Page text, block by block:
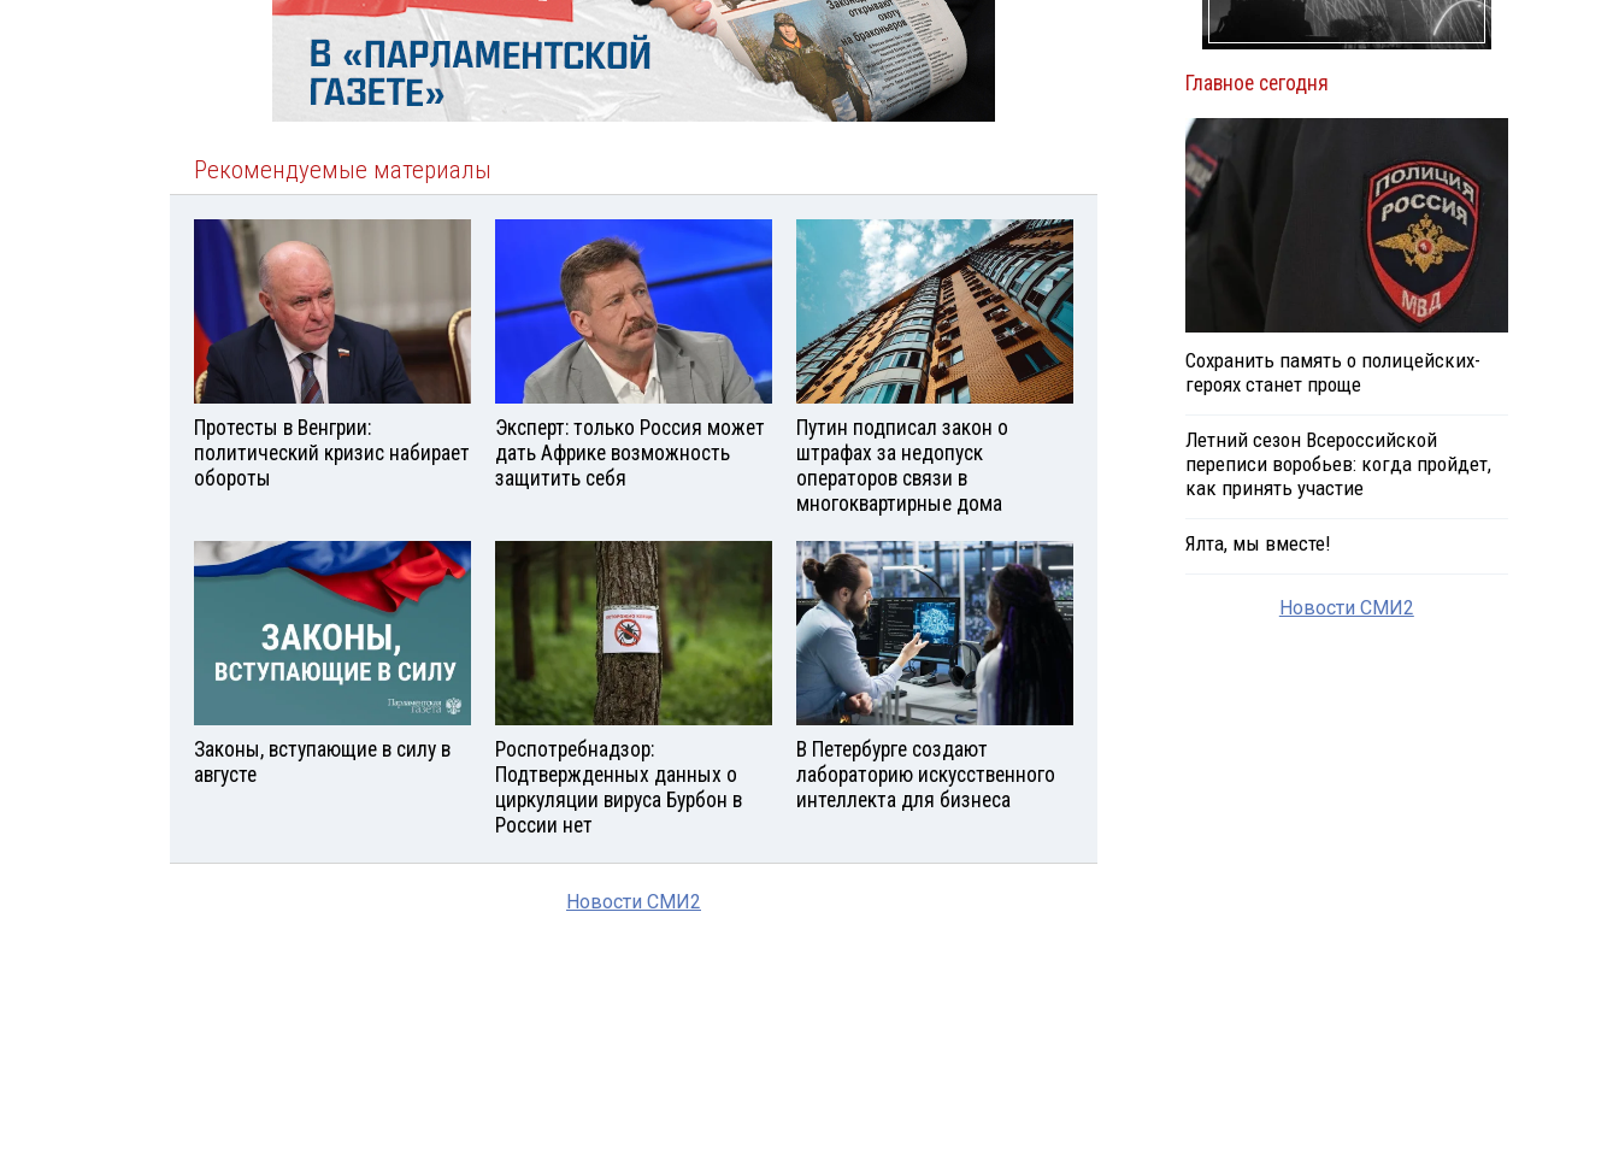
Рекомендуемые материалы
Протесты в Венгрии:
политический кризис набирает
обороты
Эксперт: только Россия может
дать Африке возможность
защитить себя
Путин подписал закон о
штрафах за недопуск
операторов связи в
многоквартирные дома
Законы, вступающие в силу в
августе
Роспотребнадзор:
Подтвержденных данных о
циркуляции вируса Бурбон в
России нет
В Петербурге создают
лабораторию искусственного
интеллекта для бизнеса
Новости СМИ2
Главное сегодня
Сохранить память о полицейских-
героях станет проще
Летний сезон Всероссийской
переписи воробьев: когда пройдет,
как принять участие
Ялта, мы вместе!
Новости СМИ2